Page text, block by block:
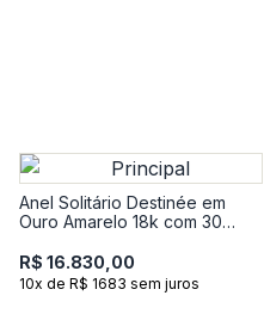
Anel Solitário Destinée em
Ouro Amarelo 18k com 30
R$ 16.830,00
10x de R$ 1683 sem juros